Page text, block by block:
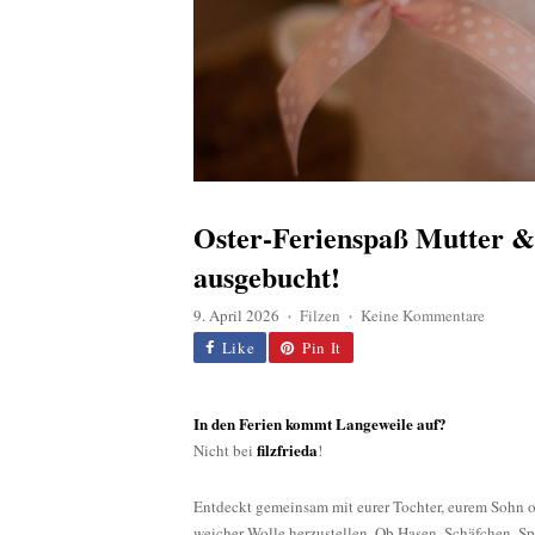
Oster-Ferienspaß Mutter
ausgebucht!
9. April 2026 ♦ Filzen ♦ Keine Kommentare
…
Like Pin It
In den Ferien kommt Langeweile auf?
Nicht bei filzfrieda!
Entdeckt gemeinsam mit eurer Tochter, eurem